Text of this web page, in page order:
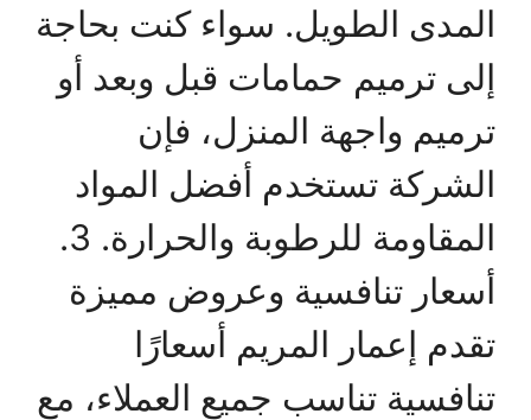
المدى الطويل. سواء كنت بحاجة
إلى ترميم حمامات قبل وبعد أو
ترميم واجهة المنزل، فإن
الشركة تستخدم أفضل المواد
المقاومة للرطوبة والحرارة. 3.
أسعار تنافسية وعروض مميزة
تقدم إعمار المريم أسعارًا
تنافسية تناسب جميع العملاء، مع